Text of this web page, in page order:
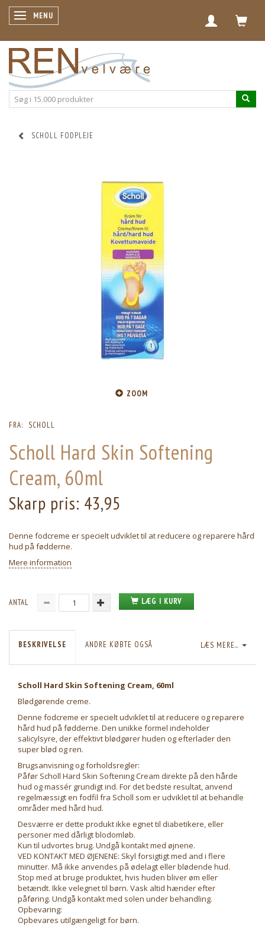
SKIFTE NAVIGATION
MENU
SCHOLL FODPLEJE
ZOOM
FRA: SCHOLL
Scholl Hard Skin Softening
Cream, 60ml
Skarp pris: 43,95
Denne fodcreme er specielt udviklet til at reducere og reparere hård
hud på fødderne.
Mere information
ANTAL LÆG I KURV
LÆS MERE...
BESKRIVELSE ANDRE KØBTE OGSÅ
Scholl Hard Skin Softening Cream, 60ml
Blødgørende creme.
Denne fodcreme er specielt udviklet til at reducere og reparere
hård hud på fødderne. Den unikke formel indeholder
salicylsyre, der effektivt blødgører huden og efterlader den
super blød og ren.
Brugsanvisning og forholdsregler:
Påfør Scholl Hard Skin Softening Cream direkte på den hårde
hud og massér grundigt ind. For det bedste resultat, anvend
regelmæssigt en fodfil fra Scholl som er udviklet til at behandle
områder med hård hud.
Desværre er dette produkt ikke egnet til diabetikere, eller
personer med dårligt blodomløb.
Kun til udvortes brug. Undgå kontakt med øjnene.
VED KONTAKT MED ØJENENE: Skyl forsigtigt med and i flere
minutter. Må ikke anvendes på ødelagt eller blødende hud.
Stop med at bruge produktet, hvis huden bliver øm eller
betændt. Ikke velegnet til børn. Vask altid hænder efter
påføring. Undgå kontakt med solen under behandling.
Opbevaring:
Opbevares utilgængeligt for børn.